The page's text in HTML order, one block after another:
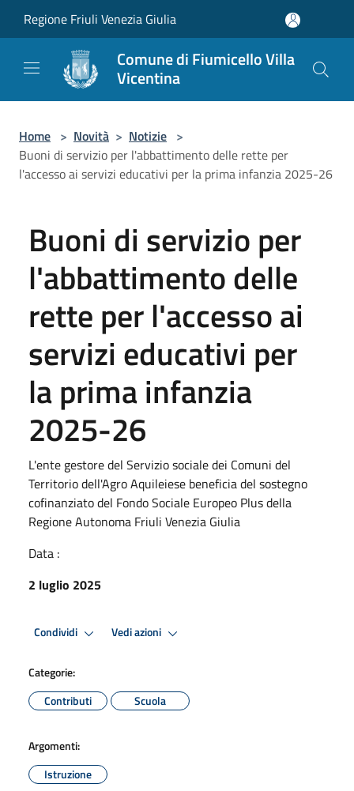
Regione Friuli Venezia Giulia
Comune di Fiumicello Villa
Vicentina
Home > Novità > Notizie >
Buoni di servizio per l'abbattimento delle rette per
l'accesso ai servizi educativi per la prima infanzia 2025-26
Buoni di servizio per
l'abbattimento delle
rette per l'accesso ai
servizi educativi per
la prima infanzia
2025-26
L'ente gestore del Servizio sociale dei Comuni del
Territorio dell'Agro Aquileiese beneficia del sostegno
cofinanziato del Fondo Sociale Europeo Plus della
Regione Autonoma Friuli Venezia Giulia
Data :
2 luglio 2025
Condividi Vedi azioni
Categorie:
Contributi
Scuola
Argomenti:
Istruzione